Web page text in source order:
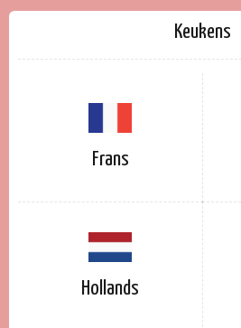
Keukens
Frans
Hollands